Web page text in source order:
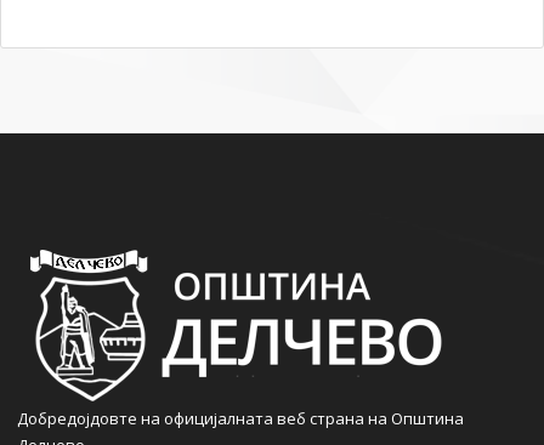
Добредојдовте на официјалната веб страна на Општина